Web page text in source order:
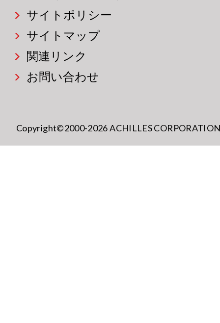
サイトポリシー
サイトマップ
関連リンク
お問い合わせ
Copyright©2000-2026 ACHILLES